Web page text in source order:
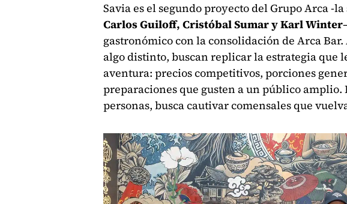
Savia es el segundo proyecto del Grupo Arca -la
Carlos Guiloff, Cristóbal Sumar y Karl Winter
gastronómico con la consolidación de Arca
algo distinto, buscan replicar la estrategia que
aventura: precios competitivos, porciones
preparaciones que gusten a un público amplio.
personas, busca cautivar comensales que